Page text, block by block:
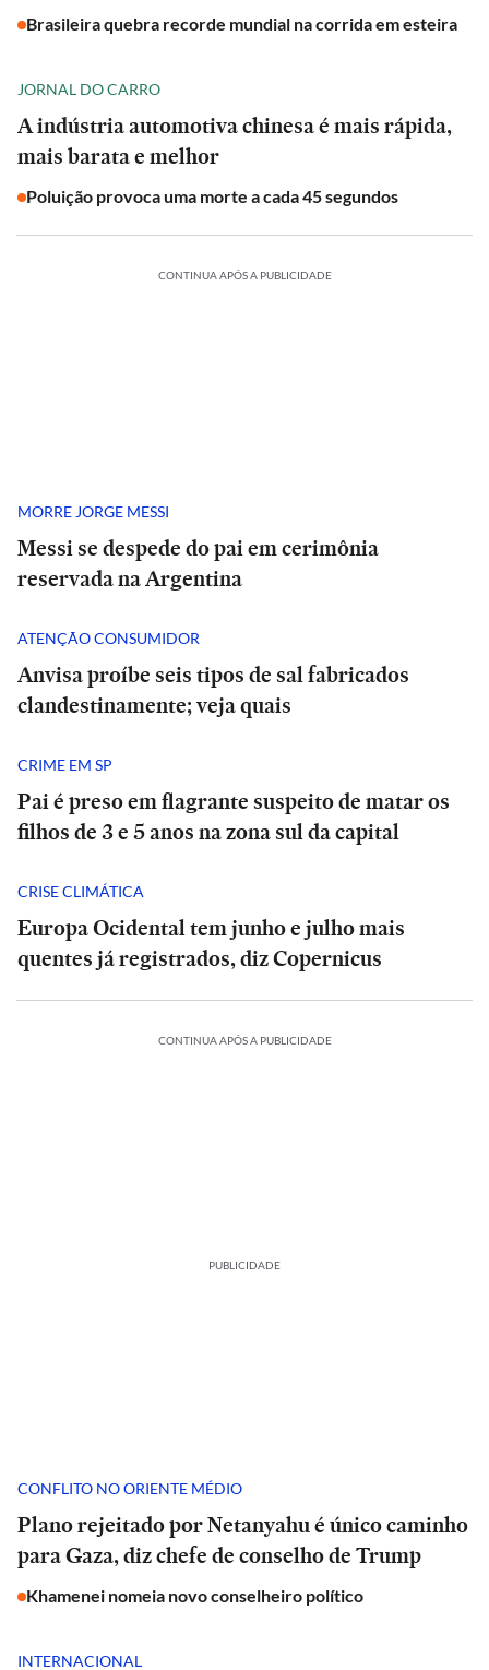
Brasileira quebra recorde mundial na corrida em esteira
JORNAL DO CARRO
A indústria automotiva chinesa é mais rápida,
mais barata e melhor
Poluição provoca uma morte a cada 45 segundos
CONTINUA APÓS A PUBLICIDADE
MORRE JORGE MESSI
Messi se despede do pai em cerimônia
reservada na Argentina
ATENÇÃO CONSUMIDOR
Anvisa proíbe seis tipos de sal fabricados
clandestinamente; veja quais
CRIME EM SP
Pai é preso em flagrante suspeito de matar os
filhos de 3 e 5 anos na zona sul da capital
CRISE CLIMÁTICA
Europa Ocidental tem junho e julho mais
quentes já registrados, diz Copernicus
CONTINUA APÓS A PUBLICIDADE
PUBLICIDADE
CONFLITO NO ORIENTE MÉDIO
Plano rejeitado por Netanyahu é único caminho
para Gaza, diz chefe de conselho de Trump
Khamenei nomeia novo conselheiro político
INTERNACIONAL